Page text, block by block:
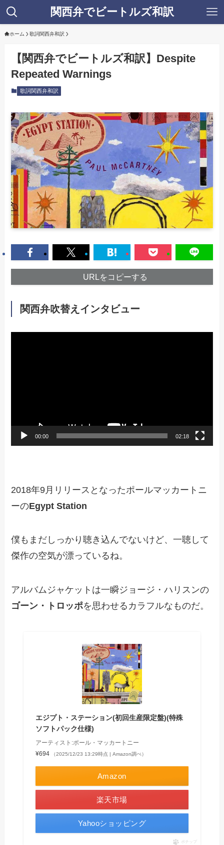
関西弁でビートルズ和訳
ホーム 歌詞関西弁和訳
【関西弁でビートルズ和訳】Despite
Repeated Warnings
歌詞関西弁和訳
URLをコピーする
関西弁吹替えインタビュー
00:00 02:18
2018年9月リリースとなったポールマッカートニ
ーのEgypt Station
僕もまだしっかり聴き込んでないけど、一聴して
傑作の空気が漂っているね。
アルバムジャケットは一瞬ジョージ・ハリスンの
ゴーン・トロッポを思わせるカラフルなものだ。
エジプト・ステーション(初回生産限定盤)(特殊
ソフトパック仕様)
アーティスト:ポール・マッカートニー
¥694
（2025/12/23 13:29時点 | Amazon調べ）
Amazon
楽天市場
Yahooショッピング
ポチップ